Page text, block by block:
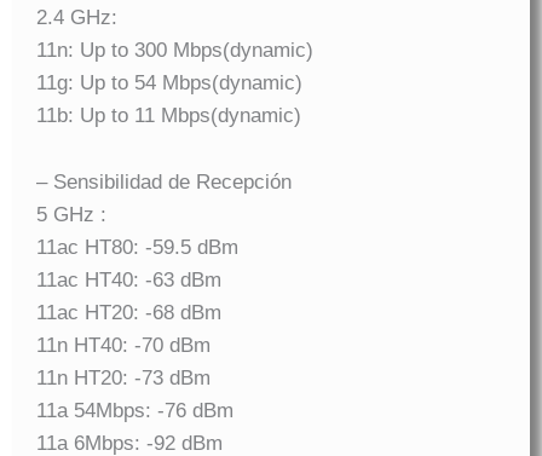
2.4 GHz:
11n: Up to 300 Mbps(dynamic)
11g: Up to 54 Mbps(dynamic)
11b: Up to 11 Mbps(dynamic)
– Sensibilidad de Recepción
5 GHz :
11ac HT80: -59.5 dBm
11ac HT40: -63 dBm
11ac HT20: -68 dBm
11n HT40: -70 dBm
11n HT20: -73 dBm
11a 54Mbps: -76 dBm
11a 6Mbps: -92 dBm